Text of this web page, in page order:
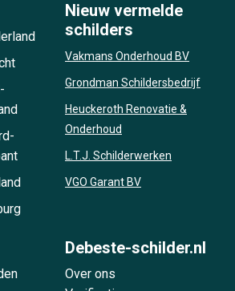
Nieuw vermelde
schilders
Vakmans Onderhoud BV
Grondman Schildersbedrijf
Heuckeroth Renovatie &
Onderhoud
L.T.J. Schilderwerken
VGO Garant BV
Debeste-schilder.nl
Over ons